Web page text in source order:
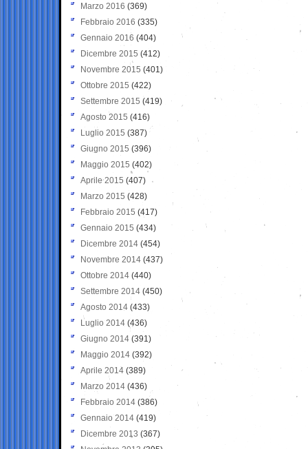
Marzo 2016 (369)
Febbraio 2016 (335)
Gennaio 2016 (404)
Dicembre 2015 (412)
Novembre 2015 (401)
Ottobre 2015 (422)
Settembre 2015 (419)
Agosto 2015 (416)
Luglio 2015 (387)
Giugno 2015 (396)
Maggio 2015 (402)
Aprile 2015 (407)
Marzo 2015 (428)
Febbraio 2015 (417)
Gennaio 2015 (434)
Dicembre 2014 (454)
Novembre 2014 (437)
Ottobre 2014 (440)
Settembre 2014 (450)
Agosto 2014 (433)
Luglio 2014 (436)
Giugno 2014 (391)
Maggio 2014 (392)
Aprile 2014 (389)
Marzo 2014 (436)
Febbraio 2014 (386)
Gennaio 2014 (419)
Dicembre 2013 (367)